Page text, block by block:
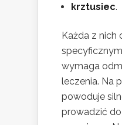
krztusiec.
Każda z nich
wymaga
leczenia. Na
powoduje
prowadzić